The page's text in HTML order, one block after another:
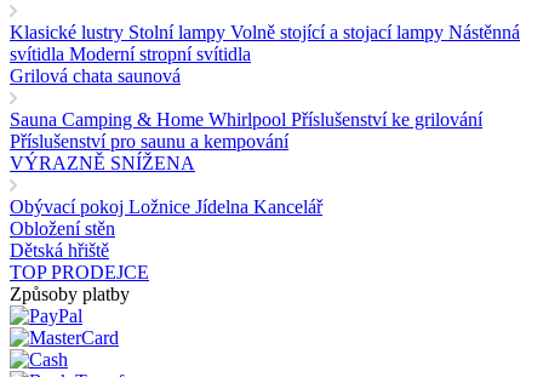
Klasické lustry Stolní lampy Volně stojící a stojací lampy Nástěnná
svítidla Moderní stropní svítidla
Grilová chata saunová
Sauna Camping & Home Whirlpool Příslušenství ke grilování
Příslušenství pro saunu a kempování
VÝRAZNĚ SNÍŽENA
Obývací pokoj Ložnice Jídelna Kancelář
Obložení stěn
Dětská hřiště
TOP PRODEJCE
Způsoby platby